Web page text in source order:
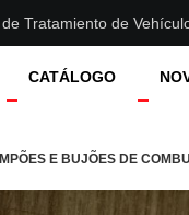
Tratamiento de
CATÁLOGO
E BUJÕES DE